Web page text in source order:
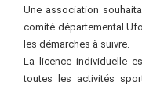
Une association
comité départemental
les démarches à suivre.
La licence individuelle
toutes les activités